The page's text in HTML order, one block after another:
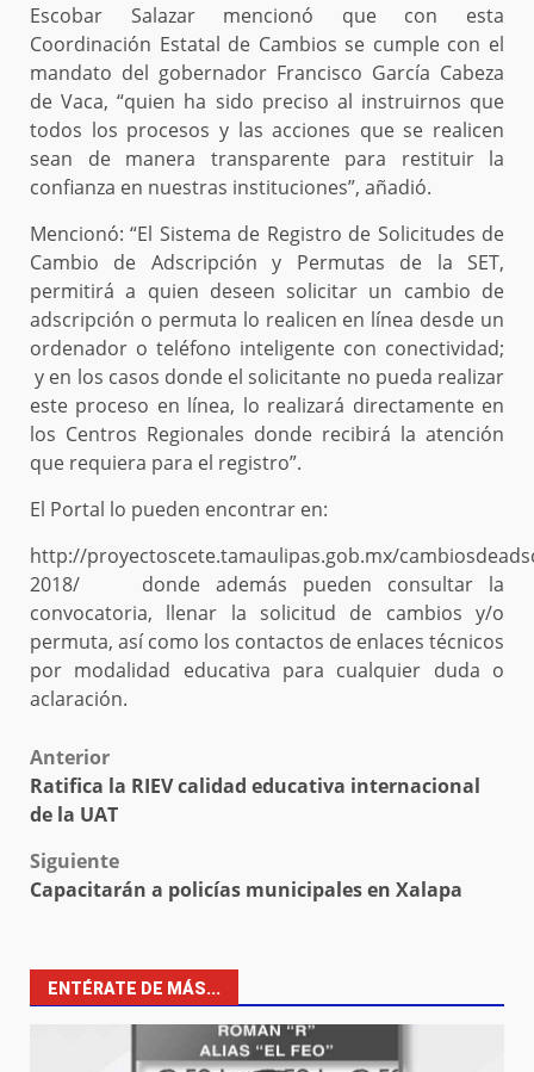
Escobar Salazar mencionó que con esta
Coordinación Estatal de Cambios se cumple con el
mandato del gobernador Francisco García Cabeza
de Vaca, “quien ha sido preciso al instruirnos que
todos los procesos y las acciones que se realicen
sean de manera transparente para restituir la
confianza en nuestras instituciones”, añadió.
Mencionó: “El Sistema de Registro de Solicitudes de
Cambio de Adscripción y Permutas de la SET,
permitirá a quien deseen solicitar un cambio de
adscripción o permuta lo realicen en línea desde un
ordenador o teléfono inteligente con conectividad;
y en los casos donde el solicitante no pueda realizar
este proceso en línea, lo realizará directamente en
los Centros Regionales donde recibirá la atención
que requiera para el registro”.
El Portal lo pueden encontrar en:
http://proyectoscete.tamaulipas.gob.mx/
2018/ donde además pueden consultar la
convocatoria, llenar la solicitud de cambios y/o
permuta, así como los contactos de enlaces técnicos
por modalidad educativa para cualquier duda o
aclaración.
Post
navigation
Anterior
Ratifica la RIEV calidad educativa internacional
de la UAT
Siguiente
Capacitarán a policías municipales en Xalapa
ENTÉRATE DE MÁS...